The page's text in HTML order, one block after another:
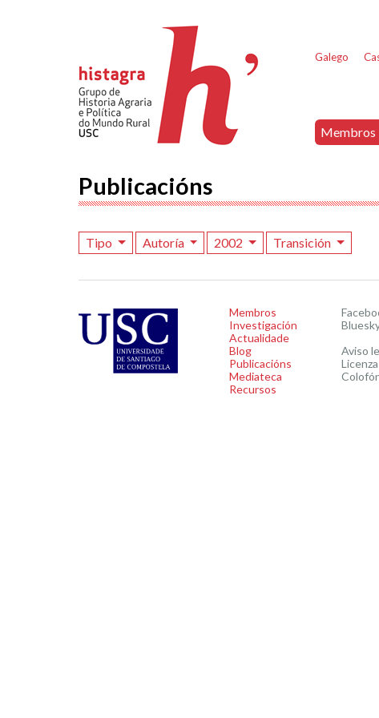
Galego
Membros
Publicacións
Tipo Autoría 2002 Transición
Membros
Investigación
Actualidade
Blog
Publicacións
Mediateca
Recursos
Aviso
Licenza